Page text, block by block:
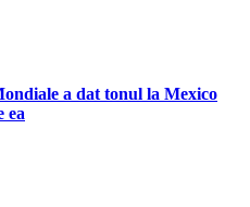
a dat tonul la Mexico
ea